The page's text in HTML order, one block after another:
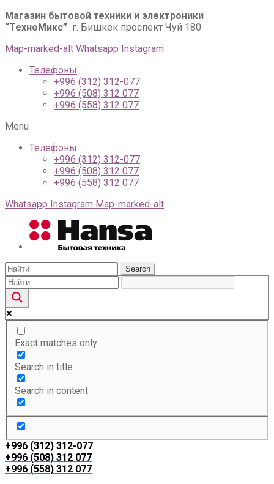
Магазин бытовой техники и электроники
“ТехноМикс” г. Бишкек проспект Чуй 180
Map-marked-alt Whatsapp Instagram
Телефоны
+996 (312) 312-077
+996 (508) 312 077
+996 (558) 312 077
Menu
Телефоны
+996 (312) 312-077
+996 (508) 312 077
+996 (558) 312 077
Whatsapp Instagram Map-marked-alt
Search
Exact matches only
Search in title
Search in content
+996 (312) 312-077
+996 (508) 312 077
+996 (558) 312 077